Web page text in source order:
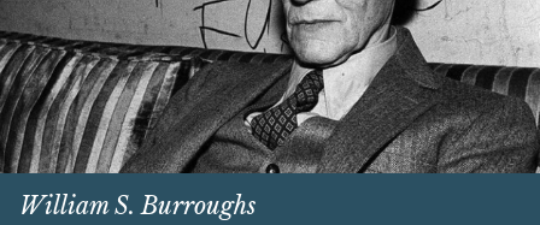
William S. Burroughs